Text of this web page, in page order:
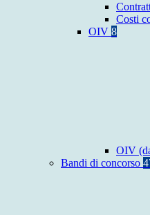
Costi
OIV 8
OIV
Bandi di concorso